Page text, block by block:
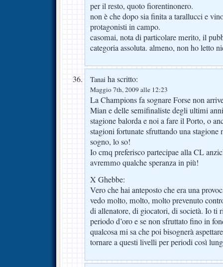
per il resto, quoto fiorentinonero.
non è che dopo sia finita a tarallucci e
protagonisti in campo.
casomai, nota di particolare merito, il
categoria assoluta. almeno, non ho letto
Tanai ha scritto:
Maggio 7th, 2009 alle 12:23
La Champions fa sognare Forse non
Mian e delle semifinaliste degli ultimi
stagione balorda e noi a fare il Porto, o
stagioni fortunate sfruttando una stagione
sogno, lo so!
Io cmq preferisco partecipae alla CL
avremmo qualche speranza in più!
X Ghebbe:
Vero che hai anteposto che era una
vedo molto, molto, molto prevenuto
di allenatore, di giocatori, di società. Io ti
periodo d’oro e se non sfruttato fino in
qualcosa mi sa che poi bisognerà
tornare a questi livelli per periodi così